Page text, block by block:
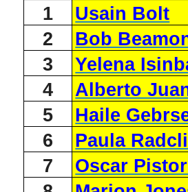
1
Usain Bolt
2
Bob
3
Yelena
4
Alberto
5
Haile
6
Paula
7
Oscar